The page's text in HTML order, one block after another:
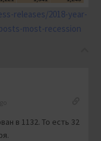
releases/2018-year-
most-recession
в 1132. То есть 32